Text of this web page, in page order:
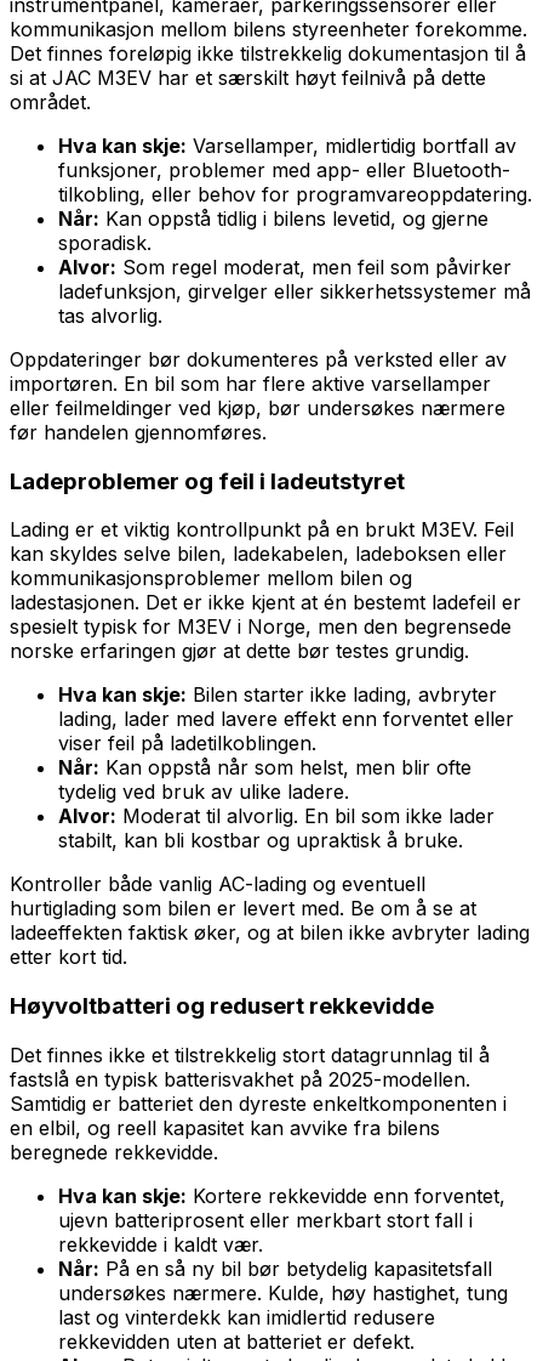
kommunikasjon mellom bilens styreenheter forekomme.
Det finnes foreløpig ikke tilstrekkelig dokumentasjon til å
si at JAC M3EV har et særskilt høyt feilnivå på dette
området.
Hva kan skje: Varsellamper, midlertidig bortfall av
funksjoner, problemer med app- eller Bluetooth-
tilkobling, eller behov for programvareoppdatering.
Når: Kan oppstå tidlig i bilens levetid, og gjerne
sporadisk.
Alvor: Som regel moderat, men feil som påvirker
ladefunksjon, girvelger eller sikkerhetssystemer må
tas alvorlig.
Oppdateringer bør dokumenteres på verksted eller av
importøren. En bil som har flere aktive varsellamper
eller feilmeldinger ved kjøp, bør undersøkes nærmere
før handelen gjennomføres.
Ladeproblemer og feil i ladeutstyret
Lading er et viktig kontrollpunkt på en brukt M3EV. Feil
kan skyldes selve bilen, ladekabelen, ladeboksen eller
kommunikasjonsproblemer mellom bilen og
ladestasjonen. Det er ikke kjent at én bestemt ladefeil er
spesielt typisk for M3EV i Norge, men den begrensede
norske erfaringen gjør at dette bør testes grundig.
Hva kan skje: Bilen starter ikke lading, avbryter
lading, lader med lavere effekt enn forventet eller
viser feil på ladetilkoblingen.
Når: Kan oppstå når som helst, men blir ofte
tydelig ved bruk av ulike ladere.
Alvor: Moderat til alvorlig. En bil som ikke lader
stabilt, kan bli kostbar og upraktisk å bruke.
Kontroller både vanlig AC-lading og eventuell
hurtiglading som bilen er levert med. Be om å se at
ladeeffekten faktisk øker, og at bilen ikke avbryter lading
etter kort tid.
Høyvoltbatteri og redusert rekkevidde
Det finnes ikke et tilstrekkelig stort datagrunnlag til å
fastslå en typisk batterisvakhet på 2025-modellen.
Samtidig er batteriet den dyreste enkeltkomponenten i
en elbil, og reell kapasitet kan avvike fra bilens
beregnede rekkevidde.
Hva kan skje: Kortere rekkevidde enn forventet,
ujevn batteriprosent eller merkbart stort fall i
rekkevidde i kaldt vær.
Når: På en så ny bil bør betydelig kapasitetsfall
undersøkes nærmere. Kulde, høy hastighet, tung
last og vinterdekk kan imidlertid redusere
rekkevidden uten at batteriet er defekt.